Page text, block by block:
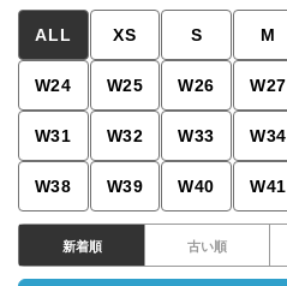
ALL XS S M
W24 W25 W26 W27
W31 W32 W33 W34
W38 W39 W40 W41
新着順 古い順